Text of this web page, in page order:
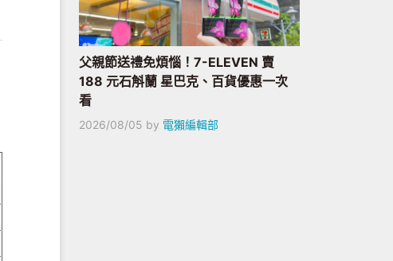
父親節送禮免煩惱！7-ELEVEN 賣
188 元石斛蘭 星巴克、百貨優惠一次
看
2026/08/05 by 電獺編輯部